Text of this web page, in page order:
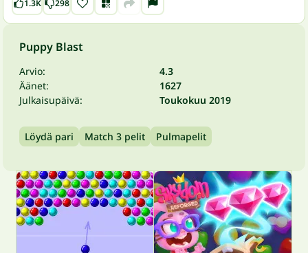
1.3K 298
Puppy Blast
Arvio:
4.3
Äänet:
1627
Julkaisupäivä:
Toukokuu 2019
Löydä pari Match 3 pelit Pulmapelit